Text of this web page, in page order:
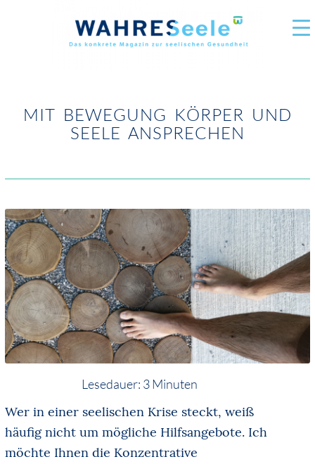
MIT BEWEGUNG KÖRPER UND
SEELE ANSPRECHEN
Lesedauer: 3Minuten
Wer in einer seelischen Krise steckt, weiß
häufig nicht um mögliche Hilfsangebote. Ich
möchte Ihnen die Konzentrative